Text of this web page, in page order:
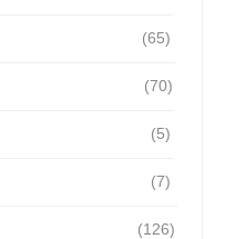
(65)
(70)
(5)
(7)
(126)